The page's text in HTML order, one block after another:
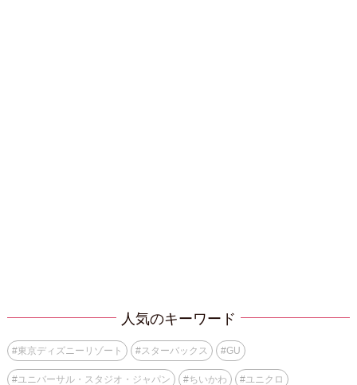
人気のキーワード
#東京ディズニーリゾート #スターバックス #GU
#ユニバーサル・スタジオ・ジャパン #ちいかわ #ユニクロ